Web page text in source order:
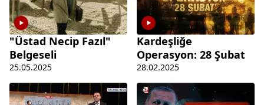
"Üstad Necip Fazıl"
Belgeseli
25.05.2025
Kardeşliğe
Operasyon: 28 Şubat
28.02.2025